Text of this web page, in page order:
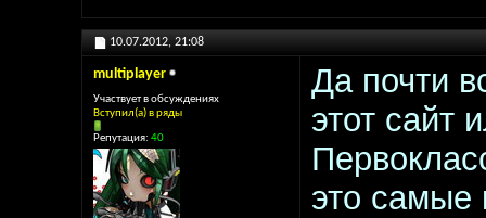
10.07.2012, 21:08
multiplayer
Участвует в обсуждениях
Вступил(а) в ряды
Репутация: 40
Да почти
этот сайт
это самые